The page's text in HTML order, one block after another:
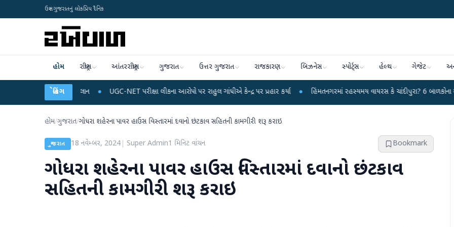
ઉત્તર ગુજરાતનું લોકપ્રિય દૈનિક
હોમ રાષ્ટ્રીય આંતરરાષ્ટ્રીય ગુજરાત ઉત્તર ગુજરાત રાજકારણ બિઝનેસ સ્પોર્ટ્સ હેલ્થ ગેજેટ
બ્રેકિંગ
અને ડેટા પ્લાન ● UGC-NET પરીક્ષા લીકના આરોપો પર રાહુલ ગાંધીએ કેન્દ્ર પર પ્રહાર કર્યા ● હિંમતનગરમાં રહસ્યમય વાયરસ કે ચાંદીપુરા? 6 બાળકોના મોતથી ફફડાટ
હોમ/ગુજરાત/ગોધરા શહેરના પાવર હાઉસ વિસ્તારમાં દવાનો છંટકાવ સહિતની કામગીરી શરૂ કરાઇ
ગુજરાત 18 નવેમ્બર, 2024 Super Admin1 મિનિટ વાંચન Bookmark
ગોધરા શહેરના પાવર હાઉસ વિસ્તારમાં દવાનો છંટકાવ
સહિતની કામગીરી શરૂ કરાઇ